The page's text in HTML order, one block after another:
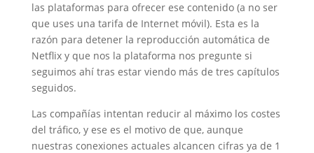
las plataformas para ofrecer ese contenido (a no ser
que uses una tarifa de Internet móvil). Esta es la
razón para detener la reproducción automática de
Netflix y que nos la plataforma nos pregunte si
seguimos ahí tras estar viendo más de tres capítulos
seguidos.
Las compañías intentan reducir al máximo los costes
del tráfico, y ese es el motivo de que, aunque
nuestras conexiones actuales alcancen cifras ya de 1